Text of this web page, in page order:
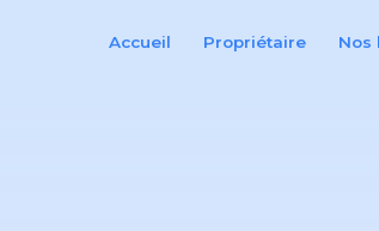
Accueil Propriétaire Nos